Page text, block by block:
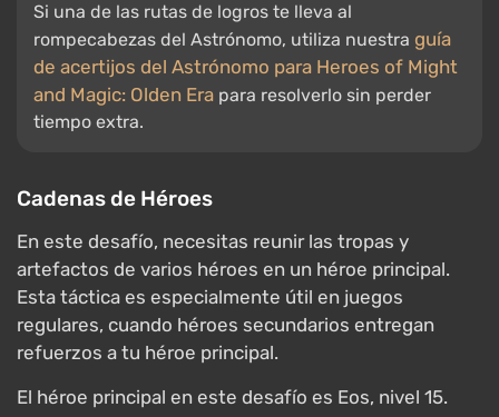
Si una de las rutas de logros te lleva al
rompecabezas del Astrónomo, utiliza nuestra guía
de acertijos del Astrónomo para Heroes of Might
and Magic: Olden Era para resolverlo sin perder
tiempo extra.
Cadenas de Héroes
En este desafío, necesitas reunir las tropas y
artefactos de varios héroes en un héroe principal.
Esta táctica es especialmente útil en juegos
regulares, cuando héroes secundarios entregan
refuerzos a tu héroe principal.
El héroe principal en este desafío es Eos, nivel 15.